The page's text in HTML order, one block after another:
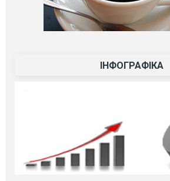
ІНФОГРАФІКА